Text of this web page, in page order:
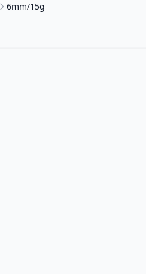
6mm/15g